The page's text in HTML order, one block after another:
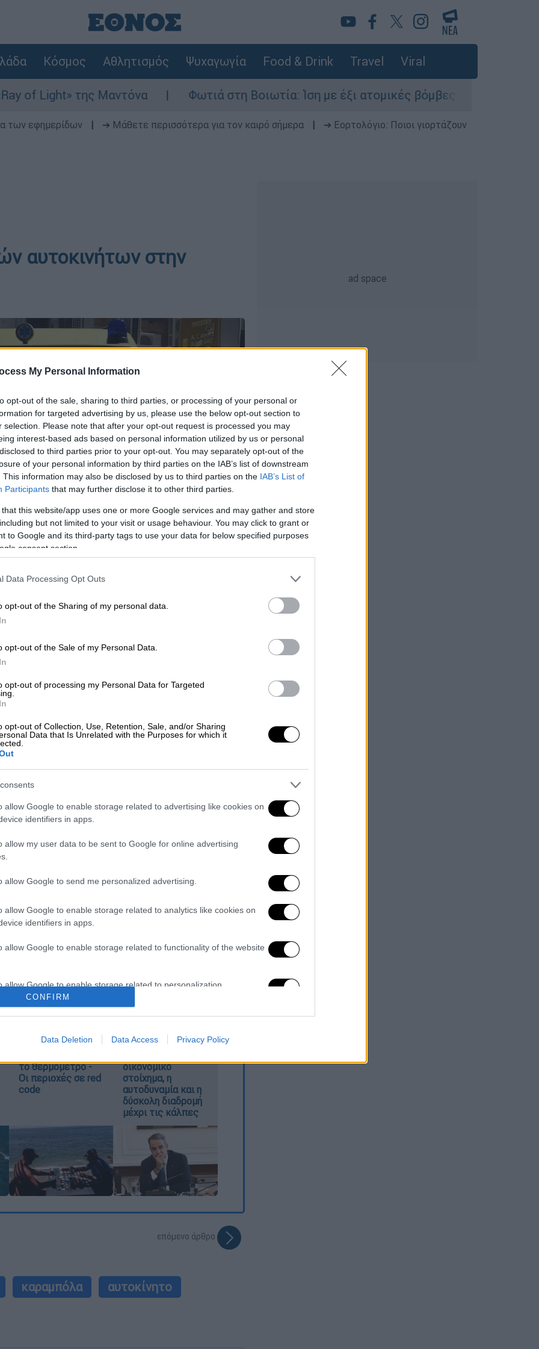
My Personal Information
opt-out of the sale, sharing to third parties, or processing of your personal or
for targeted advertising by us, please use the below opt-out section to
selection. Please note that after your opt-out request is processed you may
interest-based ads based on personal information utilized by us or personal
to third parties prior to your opt-out. You may separately opt-out of the
of your personal information by third parties on the IAB’s list of downstream
This information may also be disclosed by us to third parties on the IAB’s List of
Participants that may further disclose it to other third parties.
that this website/app uses one or more Google services and may gather and store
but not limited to your visit or usage behaviour. You may click to grant or
to Google and its third-party tags to use your data for below specified purposes
consent section.
Data Processing Opt Outs
opt-out of the Sharing of my personal data.
opt-out of the Sale of my Personal Data.
opt-out of processing my Personal Data for Targeted
opt-out of Collection, Use, Retention, Sale, and/or Sharing
Data that Is Unrelated with the Purposes for which it
allow Google to enable storage related to advertising like cookies on
identifiers in apps.
allow my user data to be sent to Google for online advertising
allow Google to send me personalized advertising.
allow Google to enable storage related to analytics like cookies on
identifiers in apps.
allow Google to enable storage related to functionality of the website
allow Google to enable storage related to personalization.
CONFIRM
Data Deletion Data Access Privacy Policy
Κόσμος Αθλητισμός Ψυχαγωγία Food & Drink Travel Viral
της Μαντόνα Φωτιά στη Βοιωτία: Ίση με έξι ατομικές βόμβες της Χιροσίμα η
των εφημερίδων ➔ Μάθετε περισσότερα για τον καιρό σήμερα
➔ Εορτολόγιο: Ποιοι γιορτάζουν
αυτοκινήτων στην
το ΕΘΝΟΣ στη Google
λίγο μετά τις 7:00 το πρωί της
Γρεβενά προς
για τον απεγκλωβισμό των
έχασε τον έλεγχο και έπεσε
τροχαίο ενεπλάκησαν άλλα δύο
που ανοίγει νέα μέτωπα: Το
απάντηση της Αθήνας
εμβόλιο για τις μεταλλάξεις
εξηγεί στο ethnos.gr
του πολέμου στην Ουκρανία έβαλε
με τον Ζελένσκι
εξόργισε τους καλεσμένους των
όταν πια την είχε νικήσει ο καρκίνος
κύμα ζέστης: Πού
το θερμόμετρο -
Οι περιοχές σε red
code
Μητσοτάκης στη
ΔΕΘ με το βλέμμα
οικονομικό
στοίχημα, η
αυτοδυναμία και η
δύσκολη διαδρομή
μέχρι τις κάλπες
επόμενο άρθρο
καραμπόλα
αυτοκίνητο